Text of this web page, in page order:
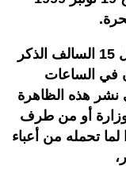
إلا أننا نلاحظ أنه بالرغم ماجاء به الفصل 15 السالف الذكر
في الساعات
نشر هذه الظاهرة
أو من طرف
لما تحمله من أعباء